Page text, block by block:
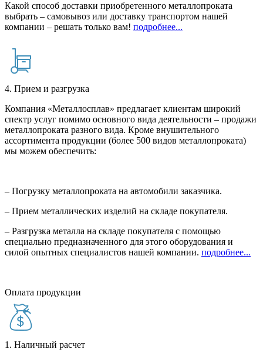
Какой способ доставки приобретенного металлопроката
выбрать – самовывоз или доставку транспортом нашей
компании – решать только вам! подробнее...
4. Прием и разгрузка
Компания «Металлосплав» предлагает клиентам широкий
спектр услуг помимо основного вида деятельности – продажи
металлопроката разного вида. Кроме внушительного
ассортимента продукции (более 500 видов металлопроката)
мы можем обеспечить:
– Погрузку металлопроката на автомобили заказчика.
– Прием металлических изделий на складе покупателя.
– Разгрузка металла на складе покупателя с помощью
специально предназначенного для этого оборудования и
силой опытных специалистов нашей компании. подробнее...
Оплата продукции
1. Наличный расчет